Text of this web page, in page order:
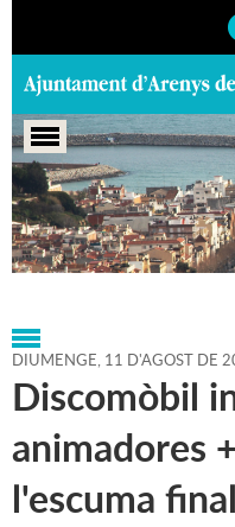
Portada > Agenda > 11-
2013 > Marcs > Culturals
DIUMENGE, 11 D'AGOST DE
Discomòbil
animadores
l'escuma